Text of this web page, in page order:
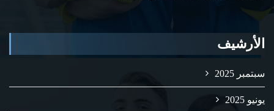
الأرشيف
سبتمبر 2025
يونيو 2025